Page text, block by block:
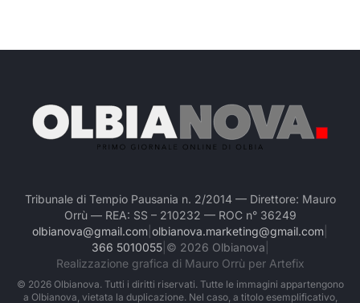
Tribunale di Tempio Pausania n. 2/2014 — Direttore: Mauro
Orrù — REA: SS – 210232 — ROC n° 36249
olbianova@gmail.com olbianova.marketing@gmail.com
366 5010055| © 2026 Olbianova
Realizzazione grafica di Mauro Orrù per Artefix
© 2026Olbianova. Tutti i diritti riservati. Tutte le immagini appartengono
a Olbianova, vietata la duplicazione. Nel caso, a titolo esemplificativo,